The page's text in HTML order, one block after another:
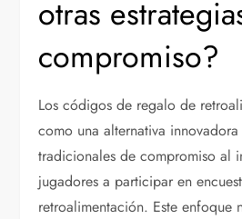
otras
compromiso?
Los códigos de regalo de
como una alternativa
tradicionales de compromiso al
jugadores a participar en
retroalimentación. Este enfoque